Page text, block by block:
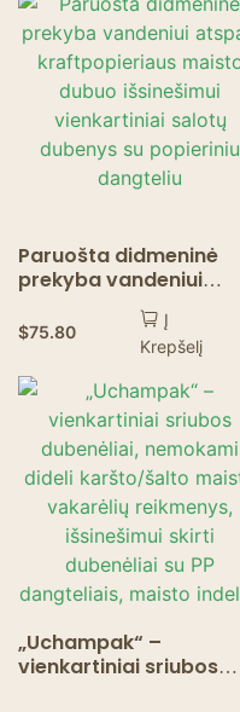
Paruošta didmeninė
prekyba vandeniui
atspari kraftpopieriaus
maisto dubuo
išsinešimui vienkartiniai
salotų dubenys su
popieriniu dangteliu
$75.80
Į
Krepšelį
„Uchampak“ –
vienkartiniai sriubos